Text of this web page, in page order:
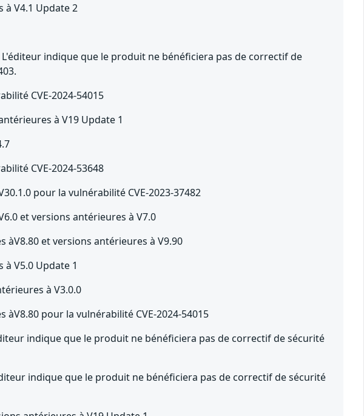
à V4.1 Update 2
indique que le produit ne bénéficiera pas de correctif de
CVE-2024-54015
à V19 Update 1
CVE-2024-53648
pour la vulnérabilité CVE-2023-37482
et versions antérieures à V7.0
àV8.80 et versions antérieures à V9.90
à V5.0 Update 1
à V3.0.0
àV8.80 pour la vulnérabilité CVE-2024-54015
indique que le produit ne bénéficiera pas de correctif de sécurité
indique que le produit ne bénéficiera pas de correctif de sécurité